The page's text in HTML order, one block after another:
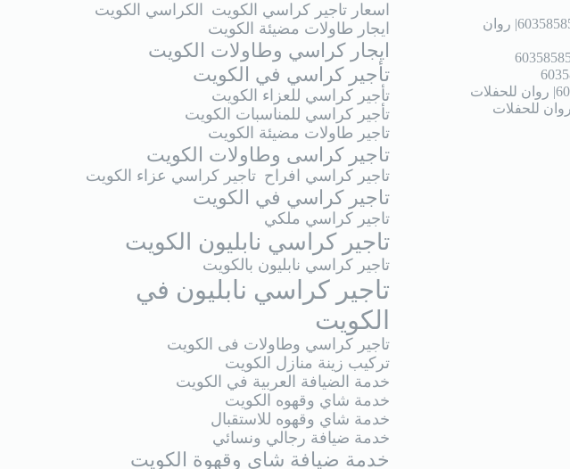
تاجير كراسي شفاف في الكويت |60358585| روان
اسعار تاجير كراسي الكويت
الكراسي الكويت
ايجار طاولات مضيئة الكويت
ايجار كراسي وطاولات الكويت
تأجير كراسي في الكويت
تأجير كراسي للعزاء الكويت
تأجير كراسي للمناسبات الكويت
تاجير طاولات مضيئة الكويت
تاجير كراسى وطاولات الكويت
تاجير كراسي افراح تاجير كراسي عزاء الكويت
تاجير كراسي في الكويت
تاجير كراسي ملكي
تاجير كراسي نابليون الكويت
تاجير كراسي نابليون بالكويت
تاجير كراسي نابليون في
الكويت
تاجير كراسي وطاولات فى الكويت
تركيب زينة منازل الكويت
خدمة الضيافة العربية في الكويت
خدمة شاي وقهوه الكويت
خدمة شاي وقهوه للاستقبال
خدمة ضيافة رجالي ونسائي
خدمة ضيافة شاي وقهوة الكويت